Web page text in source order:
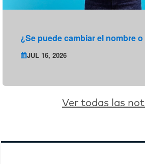
¿Se puede cambiar el nombre
JUL 16, 2026
Ver todas las